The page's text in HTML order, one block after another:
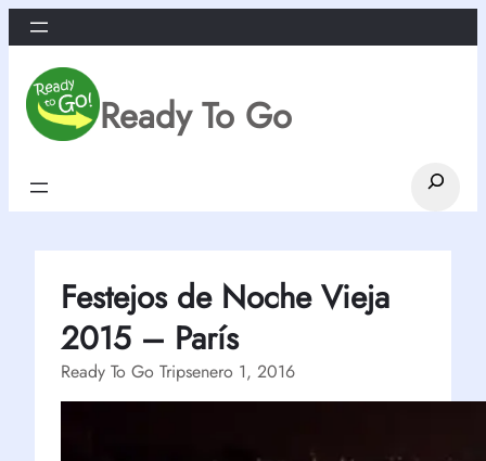
Saltar
al
contenido
Ready To Go
Search
Festejos de Noche Vieja
2015 – París
Ready To Go Tripsenero 1, 2016